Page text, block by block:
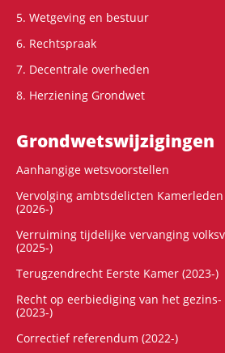
5. Wetgeving en bestuur
6. Rechtspraak
7. Decentrale overheden
8. Herziening Grondwet
Grondwets­wijzigingen
Aanhangige wetsvoorstellen
Vervolging ambtsdelicten
(2026-)
Verruiming tijdelijke vervanging
(2025-)
Terugzendrecht Eerste Kamer (2023-)
Recht op eerbiediging van het
(2023-)
Correctief referendum (2022-)